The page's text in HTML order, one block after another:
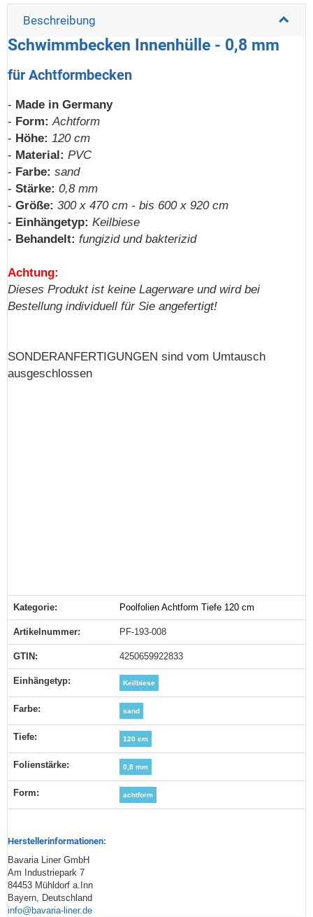
Beschreibung
Schwimmbecken Innenhülle - 0,8 mm
für Achtformbecken
- Made in Germany
- Form: Achtform
- Höhe: 120 cm
- Material: PVC
- Farbe: sand
- Stärke: 0,8 mm
- Größe: 300 x 470 cm - bis 600 x 920 cm
- Einhängetyp: Keilbiese
- Behandelt: fungizid und bakterizid
Achtung:
Dieses Produkt ist keine Lagerware und wird bei
Bestellung individuell für Sie angefertigt!
SONDERANFERTIGUNGEN sind vom Umtausch
ausgeschlossen
Produkteigenschaft
Wert
Kategorie: Poolfolien Achtform Tiefe 120 cm
Artikelnummer: PF-193-008
GTIN: 4250659922833
Einhängetyp‍: Keilbiese
Farbe‍: sand
Tiefe‍: 120 cm
Folienstärke‍: 0,8 mm
Form‍: achtform
Herstellerinformationen:
Bavaria Liner GmbH
Am Industriepark 7
84453 Mühldorf a.Inn
Bayern, Deutschland
info@bavaria-liner.de